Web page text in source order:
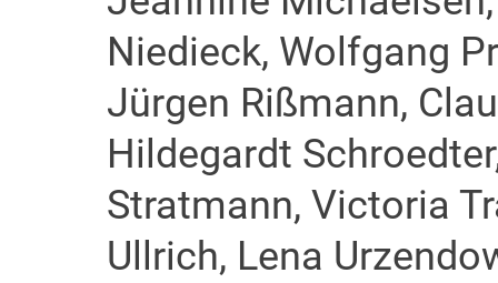
Niedieck, Wolfgang
Jürgen Rißmann,
Hildegardt
Stratmann, Victoria
Ullrich, Lena